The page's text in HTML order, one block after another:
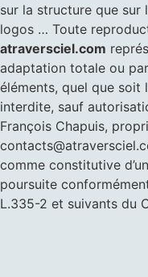
sur la structure que sur
logos … Toute
atraversciel.com
adaptation totale ou
éléments, quel que soit
interdite, sauf
François Chapuis,
comme constitutive
poursuite
L.335-2 et suivants du